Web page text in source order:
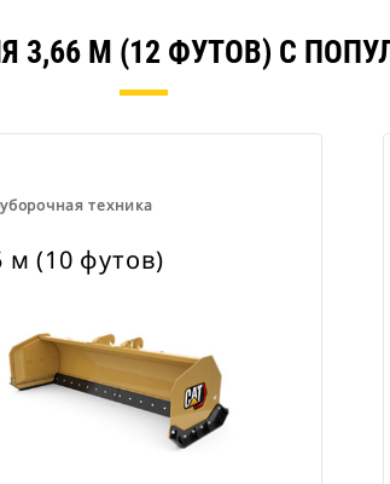
3,66 М (12 ФУТОВ) С
техника
м (10 футов)